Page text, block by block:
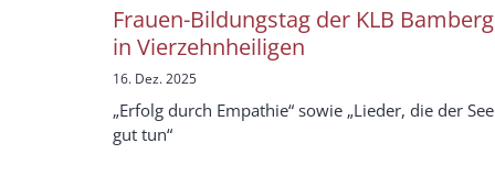
Frauen-Bildungstag der KLB Bamberg
in Vierzehnheiligen
16. Dez. 2025
„Erfolg durch Empathie“ sowie „Lieder, die der
gut tun“